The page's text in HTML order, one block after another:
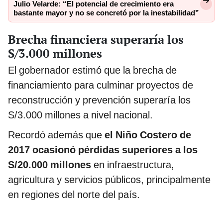
Julio Velarde: “El potencial de crecimiento era
bastante mayor y no se concretó por la inestabilidad”
Brecha financiera superaría los
S/3.000 millones
El gobernador estimó que la brecha de
financiamiento para culminar proyectos de
reconstrucción y prevención superaría los
S/3.000 millones a nivel nacional.
Recordó además que el Niño Costero de
2017 ocasionó pérdidas superiores a los
S/20.000 millones en infraestructura,
agricultura y servicios públicos, principalmente
en regiones del norte del país.